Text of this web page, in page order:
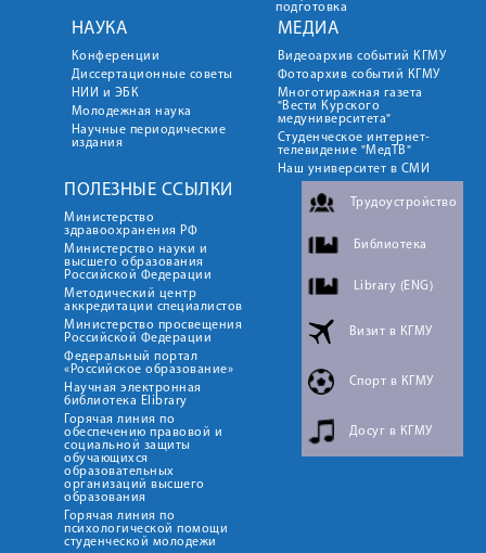
подготовка
НАУКА
Конференции
Диссертационные советы
НИИ и ЭБК
Молодежная наука
Научные периодические
издания
МЕДИА
Видеоархив событий КГМУ
Фотоархив событий КГМУ
Многотиражная газета
"Вести Курского
медуниверситета"
Студенческое интернет-
телевидение "МедТВ"
Наш университет в СМИ
ПОЛЕЗНЫЕ ССЫЛКИ
Министерство
здравоохранения РФ
Министерство науки и
высшего образования
Российской Федерации
Методический центр
аккредитации специалистов
Министерство просвещения
Российской Федерации
Федеральный портал
«Российское образование»
Научная электронная
библиотека Elibrary
Горячая линия по
обеспечению правовой и
социальной защиты
обучающихся
образовательных
организаций высшего
образования
Горячая линия по
психологической помощи
студенческой молодежи
Трудоустройство
Библиотека
Library (ENG)
Визит в КГМУ
Спорт в КГМУ
Досуг в КГМУ